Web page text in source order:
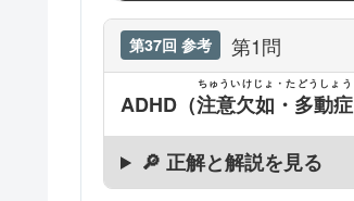
第37回 参考 第1問
ADHD（注意欠如・多動症
ちゅういけじょ・たどうしょう
🔎 正解と解説を見る